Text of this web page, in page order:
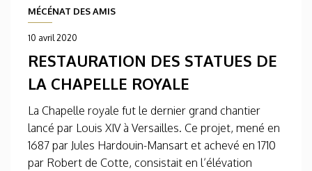
MÉCÉNAT DES AMIS
10 avril 2020
RESTAURATION DES STATUES DE
LA CHAPELLE ROYALE
La Chapelle royale fut le dernier grand chantier
lancé par Louis XIV à Versailles. Ce projet, mené en
1687 par Jules Hardouin-Mansart et achevé en 1710
par Robert de Cotte, consistait en l’élévation